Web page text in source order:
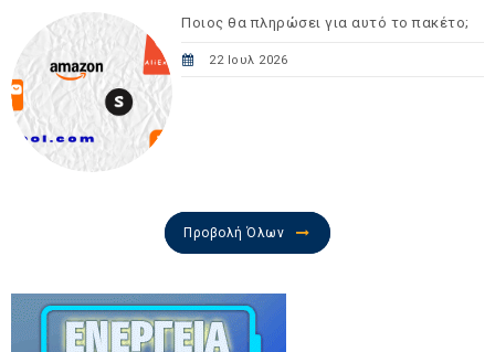
Ποιος θα πληρώσει για αυτό το πακέτο;
22 Ιουλ 2026
Προβολή Όλων